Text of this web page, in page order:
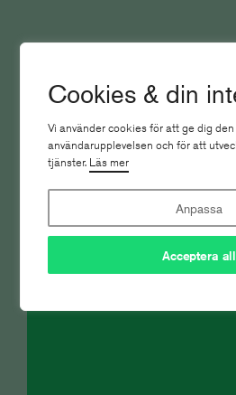
Cookies & din
Vi använder cookies för att ge dig
användarupplevelsen och för att
tjänster. Läs mer
Anpassa
Acceptera
Hon leder Bonniers